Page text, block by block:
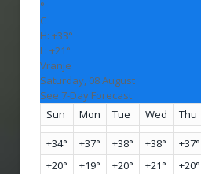
°
C
H: +33°
L: +21°
Vranje
Saturday, 08 August
See 7-Day Forecast
Sun
Mon Tue Wed Thu
+34° +37° +38° +38° +37°
+20° +19° +20° +21° +20°